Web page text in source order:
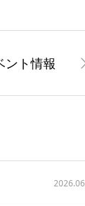
ント情報